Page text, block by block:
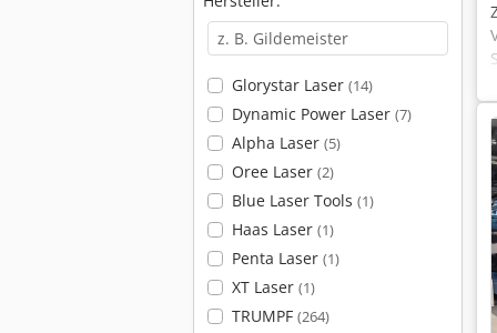
Glorystar Laser (14)
Dynamic Power Laser (7)
Alpha Laser (5)
Oree Laser (2)
Blue Laser Tools (1)
Haas Laser (1)
Penta Laser (1)
XT Laser (1)
TRUMPF (264)